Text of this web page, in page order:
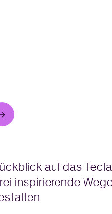
auf das
inspirierende